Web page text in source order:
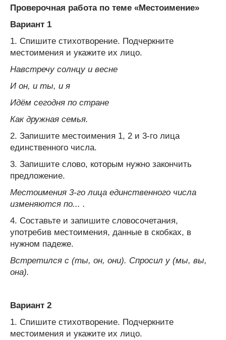
Проверочная работа по теме «Местоимение»
Вариант 1
1. Спишите стихотворение. Подчеркните
местоимения и укажите их лицо.
Навстречу солнцу и весне
И он, и ты, и я
Идём сегодня по стране
Как дружная семья.
2. Запишите местоимения 1, 2 и 3-го лица
единственного числа.
3. Запишите слово, которым нужно закончить
предложение.
Местоимения 3-го лица единственного числа
изменяются по... .
4. Составьте и запишите словосочетания,
употребив местоимения, данные в скобках, в
нужном падеже.
Встретился с (ты, он, они). Спросил у (мы, вы,
она).
Вариант 2
1. Спишите стихотворение. Подчеркните
местоимения и укажите их лицо.